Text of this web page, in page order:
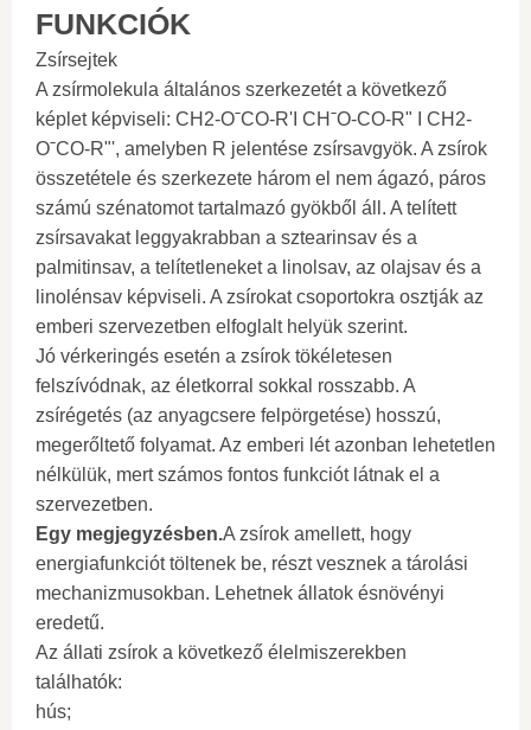
FUNKCIÓK
Zsírsejtek
A zsírmolekula általános szerkezetét a következő
képlet képviseli: CH2-OˉCO-R'I CHˉO-CO-R" I CH2-
OˉCO-R"', amelyben R jelentése zsírsavgyök. A zsírok
összetétele és szerkezete három el nem ágazó, páros
számú szénatomot tartalmazó gyökből áll. A telített
zsírsavakat leggyakrabban a sztearinsav és a
palmitinsav, a telítetleneket a linolsav, az olajsav és a
linolénsav képviseli. A zsírokat csoportokra osztják az
emberi szervezetben elfoglalt helyük szerint.
Jó vérkeringés esetén a zsírok tökéletesen
felszívódnak, az életkorral sokkal rosszabb. A
zsírégetés (az anyagcsere felpörgetése) hosszú,
megerőltető folyamat. Az emberi lét azonban lehetetlen
nélkülük, mert számos fontos funkciót látnak el a
szervezetben.
Egy megjegyzésben.A zsírok amellett, hogy
energiafunkciót töltenek be, részt vesznek a tárolási
mechanizmusokban. Lehetnek állatok ésnövényi
eredetű.
Az állati zsírok a következő élelmiszerekben
találhatók:
hús;